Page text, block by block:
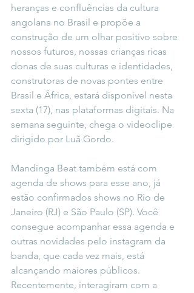
heranças e confluências da cultura
angolana no Brasil e propõe a
construção de um olhar positivo sobre
nossos futuros, nossas crianças ricas
donas de suas culturas e identidades,
construtoras de novas pontes entre
Brasil e África, estará disponível nesta
sexta (17), nas plataformas digitais. Na
semana seguinte, chega o videoclipe
dirigido por Luã Gordo.
Mandinga Beat também está com
agenda de shows para esse ano, já
estão confirmados shows no Rio de
Janeiro (RJ) e São Paulo (SP). Você
consegue acompanhar essa agenda e
outras novidades pelo instagram da
banda, que cada vez mais, está
alcançando maiores públicos.
Recentemente, interagiram com a